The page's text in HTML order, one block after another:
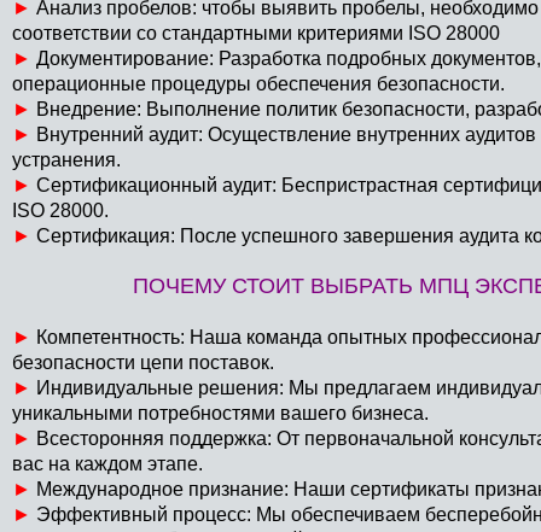
► Анализ пробелов: чтобы выявить пробелы,
соответствии со стандартными критериями ISO 28000
► Документирование: Разработка подробных
операционные процедуры обеспечения безопасности.
► Внедрение: Выполнение политик безопасности,
► Внутренний аудит: Осуществление внутренних
устранения.
► Сертификационный аудит: Беспристрастная
ISO 28000.
► Сертификация: После успешного завершения аудита
ПОЧЕМУ СТОИТ ВЫБРАТЬ МПЦ
► Компетентность: Наша команда опытных
безопасности цепи поставок.
► Индивидуальные решения: Мы предлагаем
уникальными потребностями вашего бизнеса.
► Всесторонняя поддержка: От первоначальной
вас на каждом этапе.
► Международное признание: Наши сертификаты
► Эффективный процесс: Мы обеспечиваем